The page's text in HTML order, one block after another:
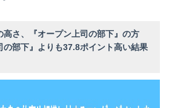
高さ、『オープン上司の部下』の方
の部下』よりも37.8ポイント高い結果